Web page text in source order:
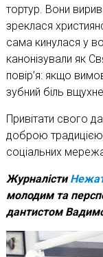
тортур. Вони
зреклася
сама кинулася у
канонізували як
повір’я: якщо
зубний біль вщухне.
Привітати свого
доброю
соціальних
Журналісти
молодим та
дантистом